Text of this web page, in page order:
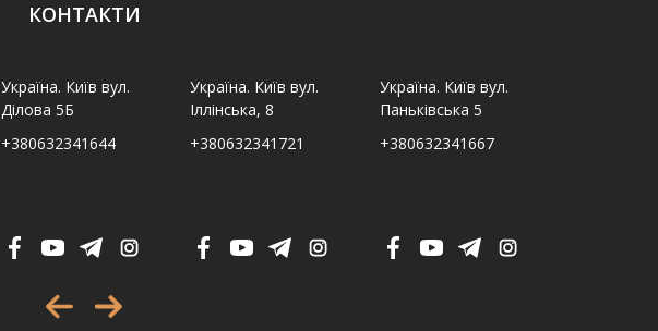
КОНТАКТИ
Україна. Київ вул.
Ділова 5Б
+380632341644
Україна. Київ вул.
Іллінська, 8
+380632341721
Україна. Київ вул.
Паньківська 5
+380632341667